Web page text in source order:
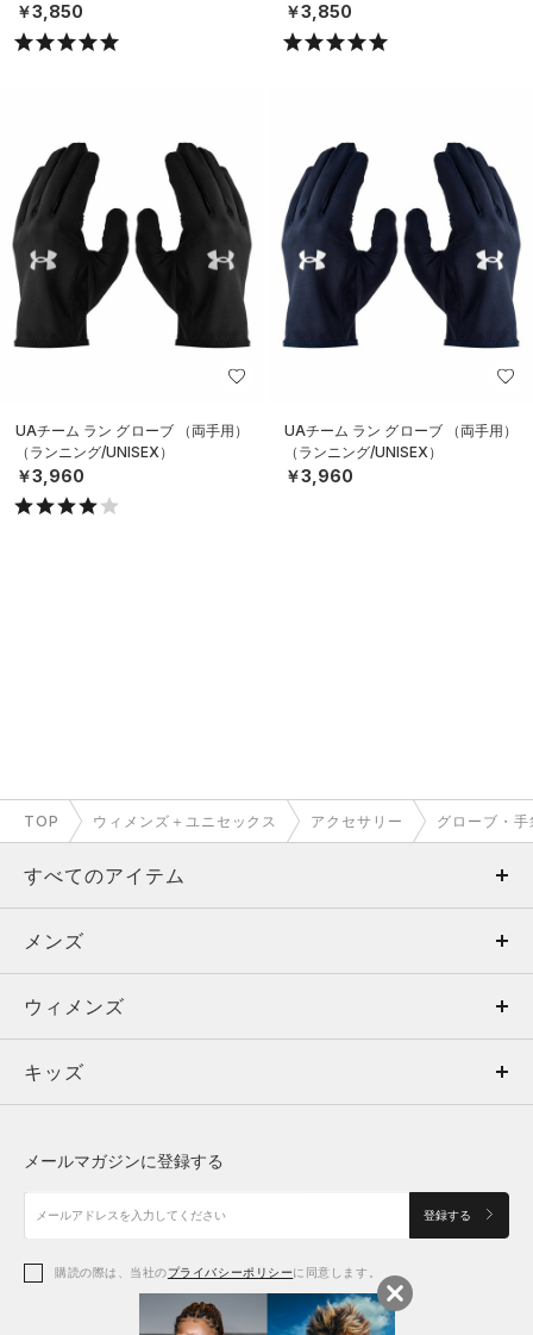
￥3,850 ￥3,850
UAチーム ラン グローブ （両手用）
（ランニング/UNISEX）
￥3,960
UAチーム ラン グローブ （両手用）
（ランニング/UNISEX）
￥3,960
TOP ウィメンズ＋ユニセックス アクセサリー グローブ・手
すべてのアイテム
メンズ
ウィメンズ
キッズ
アクセサリー
メンズ
トップス
ボトムス
アクセサリー
ウィメンズ
トップス
シューズ
アクセサリー
キッズ
シューズ
メールマガジンに登録する
登録する
購読の際は、当社のプライバシーポリシーに同意します。